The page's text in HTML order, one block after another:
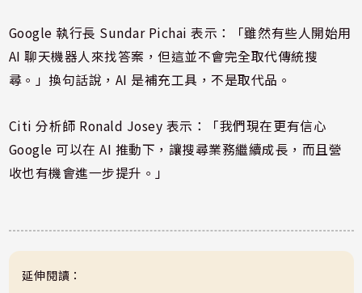
Google 執行長 Sundar Pichai 表示：「雖然有些人開始用
AI 聊天機器人來找答案，但這並不會完全取代傳統搜
尋。」換句話說，AI 是補充工具，不是取代品。
Citi 分析師 Ronald Josey 表示：「我們現在更有信心
Google 可以在 AI 推動下，讓搜尋業務繼續成長，而且營
收也有機會進一步提升。」
延伸閱讀：